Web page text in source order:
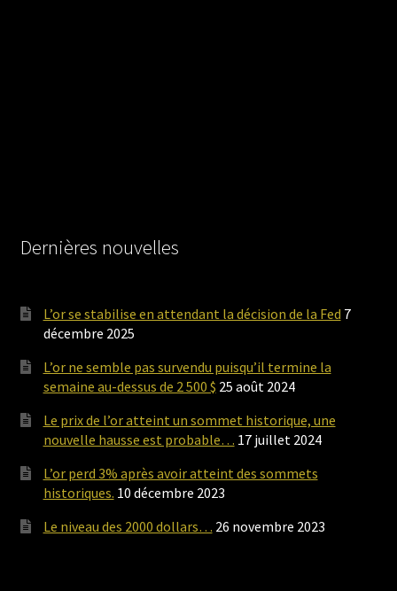
Dernières nouvelles
L’or se stabilise en attendant la décision de la Fed 7
décembre 2025
L’or ne semble pas survendu puisqu’il termine la
semaine au-dessus de 2 500 $ 25 août 2024
Le prix de l’or atteint un sommet historique, une
nouvelle hausse est probable… 17 juillet 2024
L’or perd 3% après avoir atteint des sommets
historiques. 10 décembre 2023
Le niveau des 2000 dollars… 26 novembre 2023